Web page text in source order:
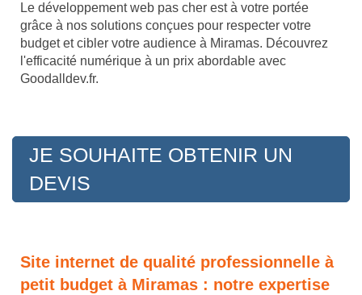
Le développement web pas cher est à votre portée
grâce à nos solutions conçues pour respecter votre
budget et cibler votre audience à Miramas. Découvrez
l'efficacité numérique à un prix abordable avec
Goodalldev.fr.
JE SOUHAITE OBTENIR UN
DEVIS
Site internet de qualité professionnelle à
petit budget à Miramas : notre expertise